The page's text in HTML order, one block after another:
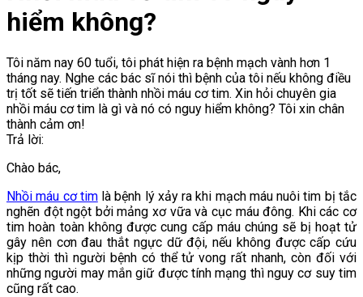
hiểm không?
Tôi năm nay 60 tuổi, tôi phát hiện ra bệnh mạch vành hơn 1
tháng nay. Nghe các bác sĩ nói thì bệnh của tôi nếu không điều
trị tốt sẽ tiến triển thành nhồi máu cơ tim. Xin hỏi chuyên gia
nhồi máu cơ tim là gì và nó có nguy hiểm không? Tôi xin chân
thành cảm ơn!
Trả lời:
Chào bác,
Nhồi máu cơ timlà bệnh lý xảy ra khi mạch máu nuôi tim bị tắc
nghẽn đột ngột bởi mảng xơ vữa và cục máu đông. Khi các cơ
tim hoàn toàn không được cung cấp máu chúng sẽ bị hoạt tử
gây nên cơn đau thắt ngực dữ đội, nếu không được cấp cứu
kịp thời thì người bệnh có thể tử vong rất nhanh, còn đối với
những người may mắn giữ được tính mạng thì nguy cơ suy tim
cũng rất cao.